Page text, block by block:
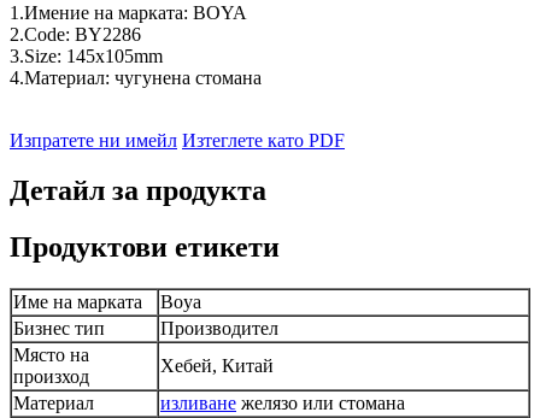
1.Имение на марката: BOYA
2.Code: BY2286
3.Size: 145x105mm
4.Материал: чугунена стомана
Изпратете ни имейл Изтеглете като PDF
Детайл за продукта
Продуктови етикети
Име на марката
Boya
Бизнес тип
Производител
Място на
произход
Хебей, Китай
Материал
изливане желязо или стомана